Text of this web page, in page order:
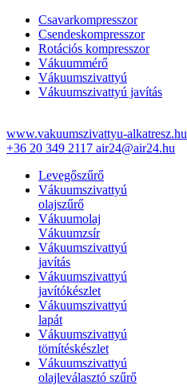
Csavarkompresszor
Csendeskompresszor
Rotációs kompresszor
Vákuummérő
Vákuumszivattyú
Vákuumszivattyú javítás
www.vakuumszivattyu-alkatresz.hu
+36 20 349 2117 air24@air24.hu
Levegőszűrő
Vákuumszivattyú
olajszűrő
Vákuumolaj
Vákuumzsír
Vákuumszivattyú
javítás
Vákuumszivattyú
javítókészlet
Vákuumszivattyú
lapát
Vákuumszivattyú
tömítéskészlet
Vákuumszivattyú
olajleválasztó szűrő